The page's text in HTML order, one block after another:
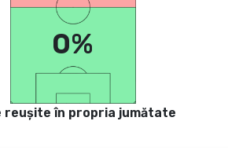
0%
reușite în propria jumătate